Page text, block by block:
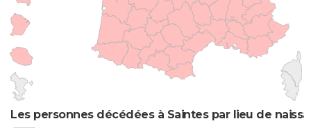
Les personnes décédées à Saintes par lieu de